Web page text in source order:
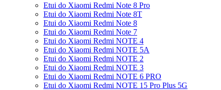
Etui do Xiaomi Redmi Note 8 Pro
Etui do Xiaomi Redmi Note 8T
Etui do Xiaomi Redmi Note 8
Etui do Xiaomi Redmi Note 7
Etui do Xiaomi Redmi NOTE 4
Etui do Xiaomi Redmi NOTE 5A
Etui do Xiaomi Redmi NOTE 2
Etui do Xiaomi Redmi NOTE 3
Etui do Xiaomi Redmi NOTE 6 PRO
Etui do Xiaomi Redmi NOTE 15 Pro Plus 5G